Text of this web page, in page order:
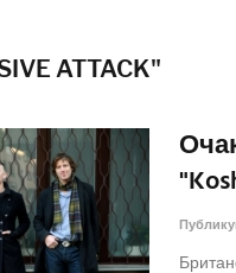
ATTACK"